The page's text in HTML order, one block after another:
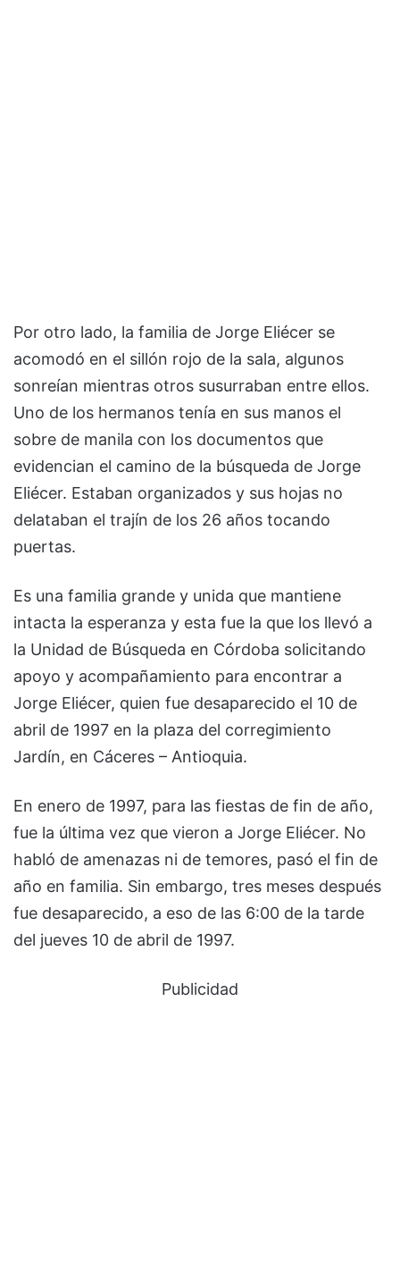
Por otro lado, la familia de Jorge Eliécer se
acomodó en el sillón rojo de la sala, algunos
sonreían mientras otros susurraban entre ellos.
Uno de los hermanos tenía en sus manos el
sobre de manila con los documentos que
evidencian el camino de la búsqueda de Jorge
Eliécer. Estaban organizados y sus hojas no
delataban el trajín de los 26 años tocando
puertas.
Es una familia grande y unida que mantiene
intacta la esperanza y esta fue la que los llevó a
la Unidad de Búsqueda en Córdoba solicitando
apoyo y acompañamiento para encontrar a
Jorge Eliécer, quien fue desaparecido el 10 de
abril de 1997 en la plaza del corregimiento
Jardín, en Cáceres – Antioquia.
En enero de 1997, para las fiestas de fin de año,
fue la última vez que vieron a Jorge Eliécer. No
habló de amenazas ni de temores, pasó el fin de
año en familia. Sin embargo, tres meses después
fue desaparecido, a eso de las 6:00 de la tarde
del jueves 10 de abril de 1997.
Publicidad